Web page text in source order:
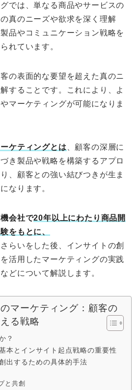
では、単なる商品やサービスの
真のニーズや欲求を深く理解
品やコミュニケーション戦略を
れています。
客の表面的な要望を超えた真のニ
することです。これにより、よ
マーケティングが可能になりま
ケティングとは 、顧客の深層に
き製品や戦略を構築するアプロ
、顧客との強い結びつきが生ま
なります。
会社で20年以上にわたり商品開
をもとに、
らいをした後、インサイトの創
活用したマーケティングの実践
どについて解説します。
マーケティング：顧客の
る戦略
？
本とインサイト起点戦略の重要性
出するための具体的手法
と共創